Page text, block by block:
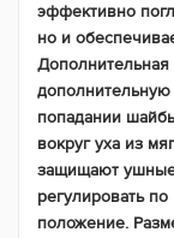
эффективно
но и
Дополнительная
попадании
вокруг уха из
защищают
регулировать
положение.